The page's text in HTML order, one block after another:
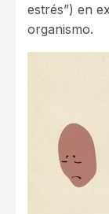
estrés”) en
organismo.